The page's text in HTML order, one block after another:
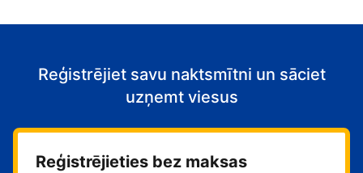
Reģistrējiet savu naktsmītni un sāciet
uzņemt viesus
Reģistrējieties bez maksas